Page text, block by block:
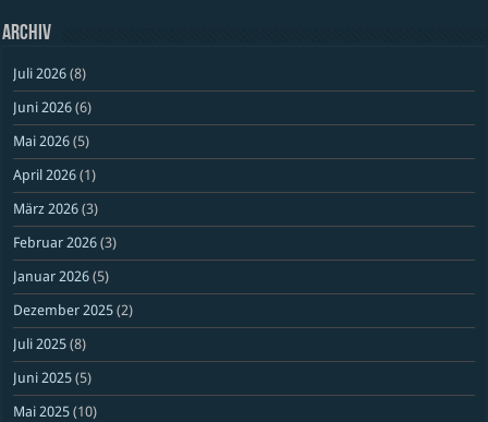
Archiv
Juli 2026 (8)
Juni 2026 (6)
Mai 2026 (5)
April 2026 (1)
März 2026 (3)
Februar 2026 (3)
Januar 2026 (5)
Dezember 2025 (2)
Juli 2025 (8)
Juni 2025 (5)
Mai 2025 (10)